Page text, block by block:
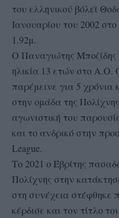
του ελληνικού βόλεϊ
Ιανουαρίου του 2002
1.92μ.
Ο Παναγιώτης Μποζίδης
ηλικία 13 ετών στο Α.Ο.
παρέμεινε για 5 χρόνια
στην ομάδα της
αγωνιστική του
και το ανδρικό στην
League.
Το 2021 ο Έβρίτης
Πολίχνης στην
στη συνέχεια
κέρδισε και τον τίτλο